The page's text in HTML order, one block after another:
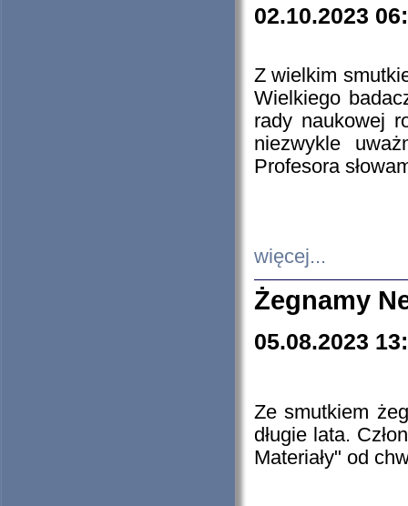
02.10.2023
Z wielkim
Wielkiego
rady naukowej
niezwykle
Profesora
więcej...
Żegnamy
05.08.2023
Ze smutkiem
długie lata.
Materiały" od